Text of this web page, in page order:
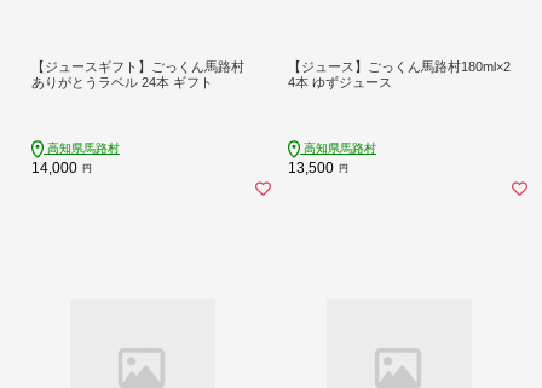
【ジュースギフト】ごっくん馬路村
ありがとうラベル 24本 ギフト
高知県馬路村
14,000 円
【ジュース】ごっくん馬路村180ml×2
4本 ゆずジュース
高知県馬路村
13,500 円